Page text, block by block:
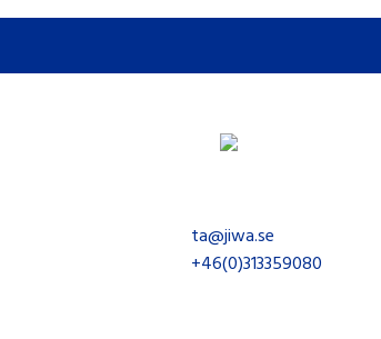
ta@jiwa.se
+46(0)313359080